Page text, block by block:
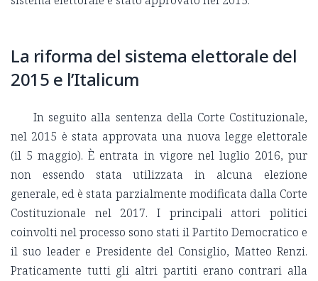
La riforma del sistema elettorale del
2015 e l’Italicum
In seguito alla sentenza della Corte Costituzionale,
nel 2015 è stata approvata una nuova legge elettorale
(il 5 maggio). È entrata in vigore nel luglio 2016, pur
non essendo stata utilizzata in alcuna elezione
generale, ed è stata parzialmente modificata dalla Corte
Costituzionale nel 2017. I principali attori politici
coinvolti nel processo sono stati il ​​Partito Democratico e
il suo leader e Presidente del Consiglio, Matteo Renzi.
Praticamente tutti gli altri partiti erano contrari alla